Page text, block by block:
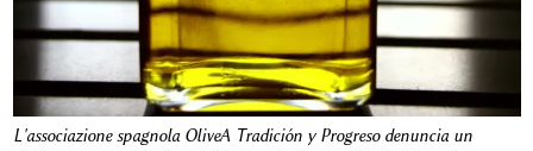
L'associazione spagnola OliveA Tradición y Progreso denuncia un